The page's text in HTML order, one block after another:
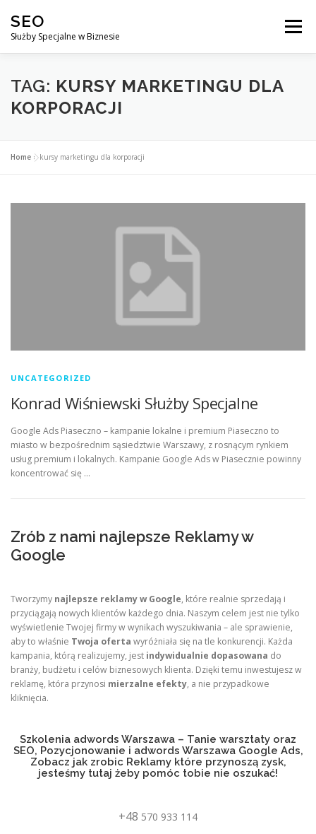
treści
SEO
Służby Specjalne w Biznesie
Menu
AGENCJA SEO CO ZYSKUJESZ ?
TAG: KURSY MARKETINGU DLA
KORPORACJI
Home »kursy marketingu dla korporacji
UNCATEGORIZED
Konrad Wiśniewski Służby Specjalne
Google Ads Piaseczno – kampanie lokalne i premium Piaseczno to
miasto w bezpośrednim sąsiedztwie Warszawy, z rosnącym rynkiem
usług premium i lokalnych. Kampanie Google Ads w Piasecznie powinny
koncentrować się …
Zrób z nami najlepsze Reklamy w
Google
Tworzymy najlepsze reklamy w Google, które realnie sprzedają i
przyciągają nowych klientów każdego dnia. Naszym celem jest nie tylko
wyświetlenie Twojej firmy w wynikach wyszukiwania – ale sprawienie,
aby to właśnie Twoja oferta wyróżniała się na tle konkurencji. Każda
kampania, którą realizujemy, jest indywidualnie dopasowana do
branży, budżetu i celów biznesowych klienta. Dzięki temu inwestujesz w
reklamę, która przynosi mierzalne efekty, a nie przypadkowe
kliknięcia.
Szkolenia adwords Warszawa – Tanie warsztaty oraz
SEO, Pozycjonowanie i adwords Warszawa Google Ads,
Zobacz jak zrobic Reklamy które przynoszą zysk,
jesteśmy tutaj żeby pomóc tobie nie oszukać!
+48 570 933 114